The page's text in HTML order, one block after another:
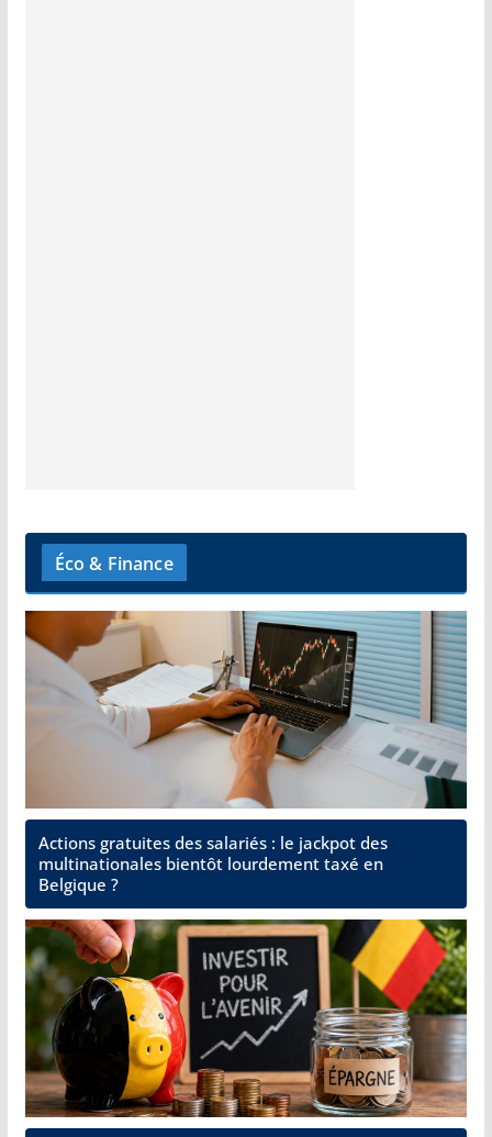
Éco & Finance
Actions gratuites des salariés : le jackpot des
multinationales bientôt lourdement taxé en
Belgique ?